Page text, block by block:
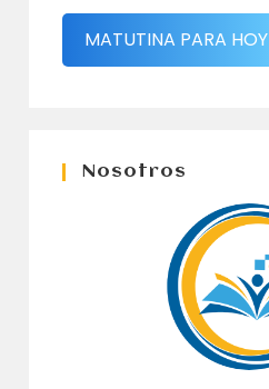
MATUTINA PARA HOY
Nosotros